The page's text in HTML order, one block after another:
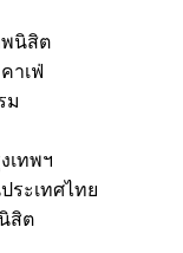
นิสิต
าเฟ่
ม
เทพฯ
ระเทศไทย
สิต